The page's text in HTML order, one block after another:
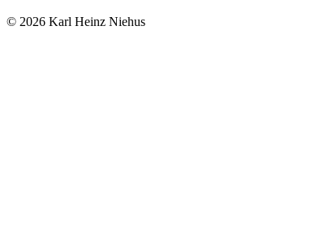
© 2026 Karl Heinz Niehus